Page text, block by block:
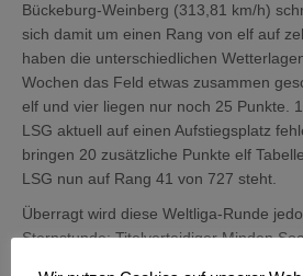
Bückeburg-Weinberg (313,81 km/h)
sich damit um einen Rang von elf auf
haben die unterschiedlichen
Wochen das Feld etwas zusammen
elf und vier liegen nur noch 25 Punkte.
LSG aktuell auf einen Aufstiegsplatz
bringen 20 zusätzliche Punkte elf
LSG nun auf Rang 41 von 727 steht.
Überragt wird diese Weltliga-Runde
Sternstunde: Titelverteidiger Minden